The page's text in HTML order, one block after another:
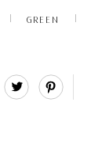
GREEN
Share Tweet